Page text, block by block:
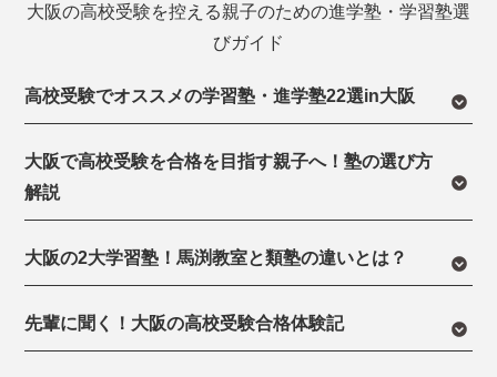
大阪の高校受験を控える親子のための進学塾・学習塾選
びガイド
高校受験でオススメの学習塾・進学塾22選in大阪
大阪で高校受験を合格を目指す親子へ！塾の選び方
解説
大阪の2大学習塾！馬渕教室と類塾の違いとは？
先輩に聞く！大阪の高校受験合格体験記